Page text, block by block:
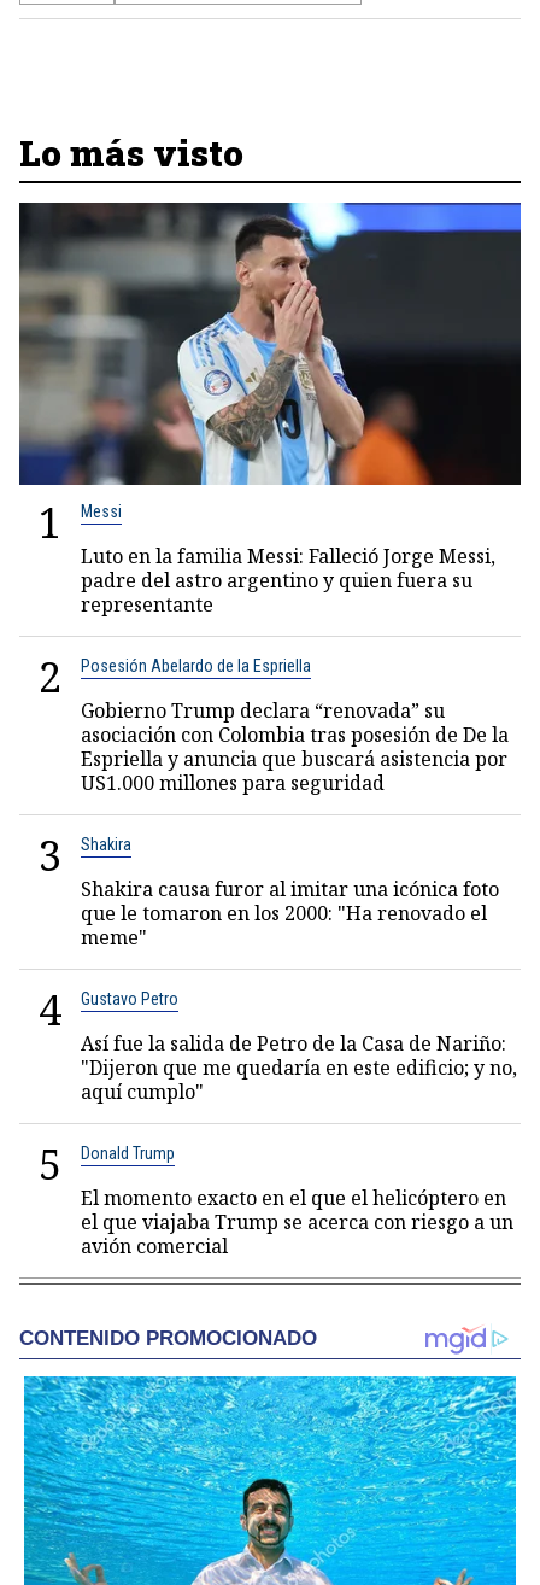
Lo más visto
1 Messi
Luto en la familia Messi: Falleció Jorge Messi,
padre del astro argentino y quien fuera su
representante
2 Posesión Abelardo de la Espriella
Gobierno Trump declara “renovada” su
asociación con Colombia tras posesión de De la
Espriella y anuncia que buscará asistencia por
US1.000 millones para seguridad
3 Shakira
Shakira causa furor al imitar una icónica foto
que le tomaron en los 2000: "Ha renovado el
meme"
4 Gustavo Petro
Así fue la salida de Petro de la Casa de Nariño:
"Dijeron que me quedaría en este edificio; y no,
aquí cumplo"
5 Donald Trump
El momento exacto en el que el helicóptero en
el que viajaba Trump se acerca con riesgo a un
avión comercial